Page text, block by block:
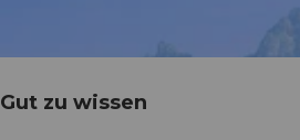
Gut zu wissen